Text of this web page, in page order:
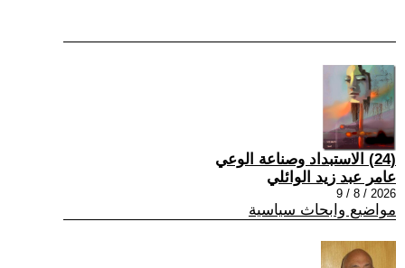
(24) الاستبداد وصناعة الوعي
عامر عبد زيد الوائلي
2026 / 8 / 9
مواضيع وابحاث سياسية